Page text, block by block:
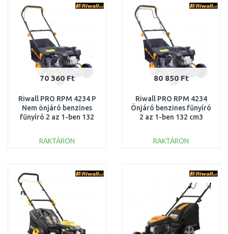
Összehasonlítás Összehasonlítás
70 360 Ft
Riwall PRO RPM 4234 P
Nem önjáró benzines
fűnyíró 2 az 1-ben 132
RAKTÁRON
Összehasonlítás
80 850 Ft
Riwall PRO RPM 4234
Önjáró benzines fűnyíró
2 az 1-ben 132 cm3
RAKTÁRON
Összehasonlítás